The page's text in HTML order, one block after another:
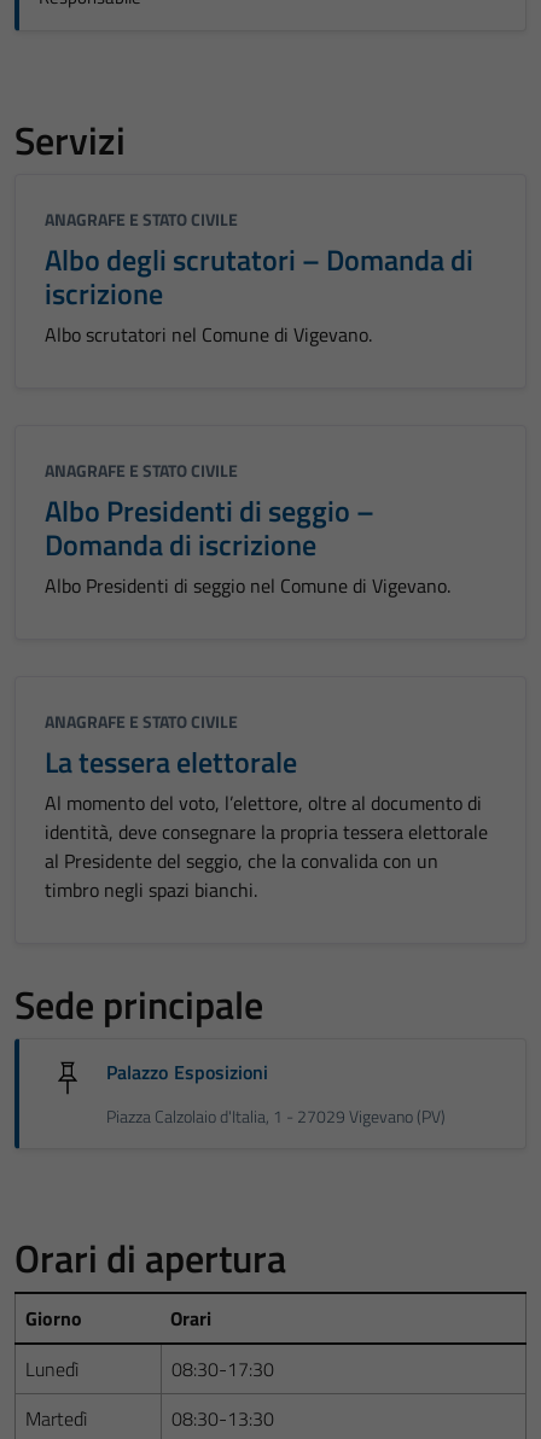
Servizi
ANAGRAFE E STATO CIVILE
Albo degli scrutatori – Domanda di
iscrizione
Albo scrutatori nel Comune di Vigevano.
ANAGRAFE E STATO CIVILE
Albo Presidenti di seggio –
Domanda di iscrizione
Albo Presidenti di seggio nel Comune di Vigevano.
ANAGRAFE E STATO CIVILE
La tessera elettorale
Al momento del voto, l’elettore, oltre al documento di
identità, deve consegnare la propria tessera elettorale
al Presidente del seggio, che la convalida con un
timbro negli spazi bianchi.
Sede principale
Palazzo Esposizioni
Piazza Calzolaio d'Italia, 1 - 27029 Vigevano (PV)
Orari di apertura
Giorno
Orari
Lunedì
08:30-17:30
Martedì
08:30-13:30